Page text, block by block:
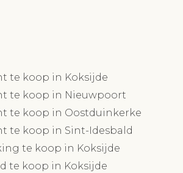
te koop in Koksijde
te koop in Nieuwpoort
te koop in Oostduinkerke
te koop in Sint-Idesbald
te koop in Koksijde
te koop in Koksijde